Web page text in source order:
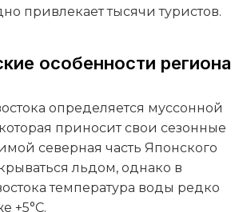
привлекает тысячи туристов.
особенности региона
определяется муссонной
приносит свои сезонные
северная часть Японского
льдом, однако в
температура воды редко
+5°C.